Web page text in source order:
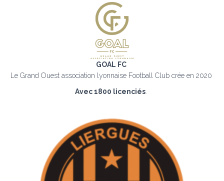
GOAL FC
Le Grand Ouest association lyonnaise Football Club crée en 2020
Avec 1800 licenciés